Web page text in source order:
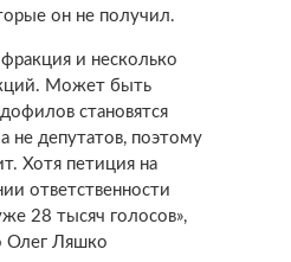
он не получил.
и несколько
Может быть
становятся
не депутатов, поэтому
Хотя петиция на
ответственности
28 тысяч голосов»,
Олег Ляшко